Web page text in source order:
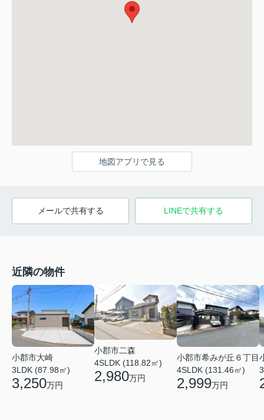
地図アプリで見る
メールで共有する LINEで共有する
近隣の物件
小郡市大崎
3LDK (87.98㎡)
3,250万円
小郡市二森
4SLDK (118.82㎡)
2,980万円
小郡市希みが丘６丁目
4SLDK (131.46㎡)
2,999万円